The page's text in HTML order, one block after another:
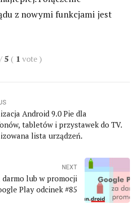
z nowymi funkcjami jest
/ 5 ( 1 vote)
Android 9.0 Pie dla
tabletów i przystawek do TV.
lista urządzeń.
NEXT
lub w promocji
Play odcinek #85